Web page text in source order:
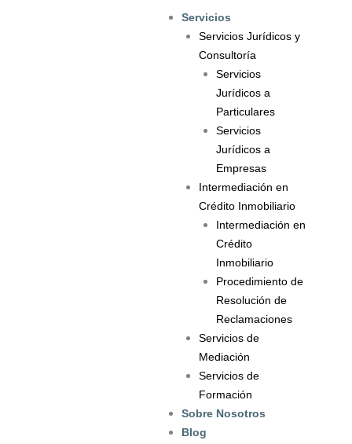
Servicios
Servicios Jurídicos y
Consultoría
Servicios
Jurídicos a
Particulares
Servicios
Jurídicos a
Empresas
Intermediación en
Crédito Inmobiliario
Intermediación en
Crédito
Inmobiliario
Procedimiento de
Resolución de
Reclamaciones
Servicios de
Mediación
Servicios de
Formación
Sobre Nosotros
Blog